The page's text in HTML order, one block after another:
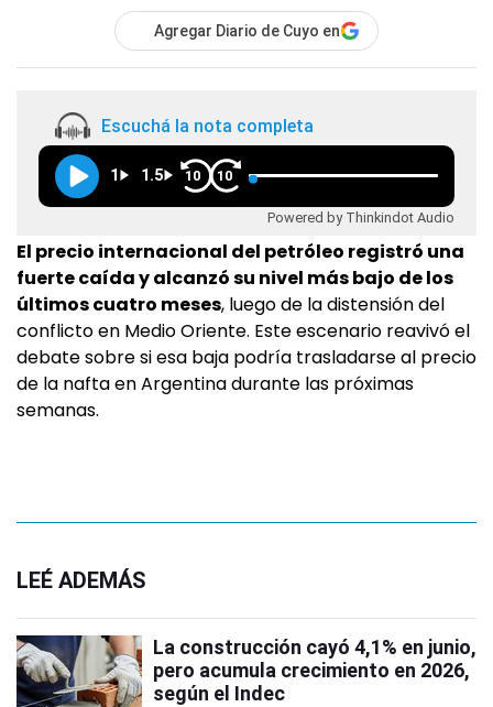
Agregar Diario de Cuyo en
Escuchá la nota completa
1 1.5 10 10
Powered by Thinkindot Audio
El precio internacional del petróleo registró una
fuerte caída y alcanzó su nivel más bajo de los
últimos cuatro meses, luego de la distensión del
conflicto en Medio Oriente. Este escenario reavivó el
debate sobre si esa baja podría trasladarse al precio
de la nafta en Argentina durante las próximas
semanas.
LEÉ ADEMÁS
La construcción cayó 4,1% en junio,
pero acumula crecimiento en 2026,
según el Indec